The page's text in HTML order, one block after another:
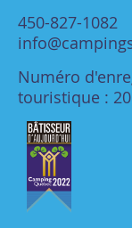
450-827-1082
Numéro
touristique :